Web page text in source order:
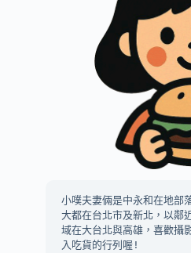
小噗夫妻倆是中永和在地部
大都在台北市及新北，以鄰
域在大台北與高雄，喜歡攝
入吃貨的行列喔!